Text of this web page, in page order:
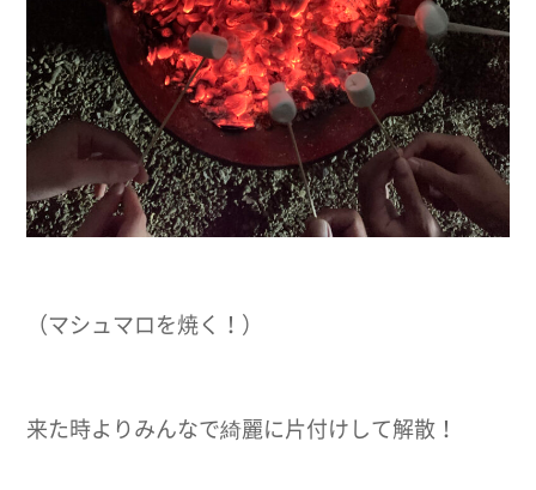
（マシュマロを焼く！）
来た時よりみんなで綺麗に片付けして解散！